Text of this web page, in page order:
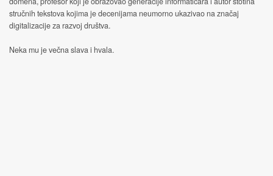
stručnih tekstova kojima je decenijama neumorno ukazivao na značaj
digitalizacije za razvoj društva.
Neka mu je večna slava i hvala.